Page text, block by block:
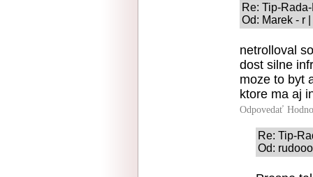
Re: Tip-
Od: Marek - r
netrolloval
dost silne
moze to byt
ktore ma aj
Odpovedať
Re: Tip-
Od: